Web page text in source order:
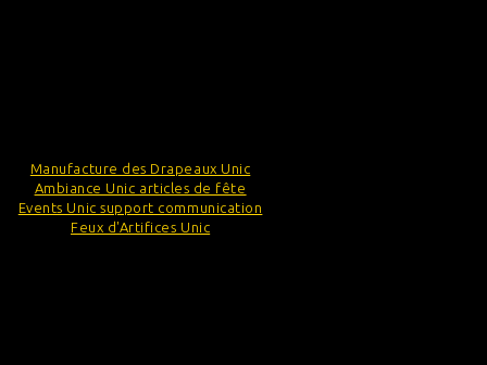
Manufacture des Drapeaux Unic
Ambiance Unic articles de fête
Events Unic support communication
Feux d'Artifices Unic